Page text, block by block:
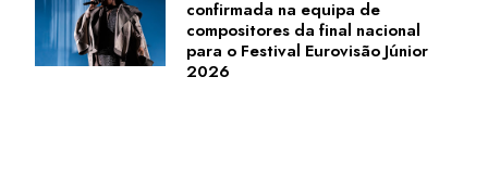
confirmada na equipa de
compositores da final nacional
para o Festival Eurovisão Júnior
2026